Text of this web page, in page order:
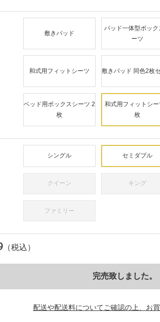
敷きパッド
パッド一体型ボック
ーツ
和式用フィットシーツ 敷きパッド 同色2枚
ベッド用ボックスシーツ 2
枚
和式用フィットシー
枚
シングル セミダブル
クイーン キング
ファミリー
（税込）
完売致しました。
配送や配送料についてご確認の上、お買